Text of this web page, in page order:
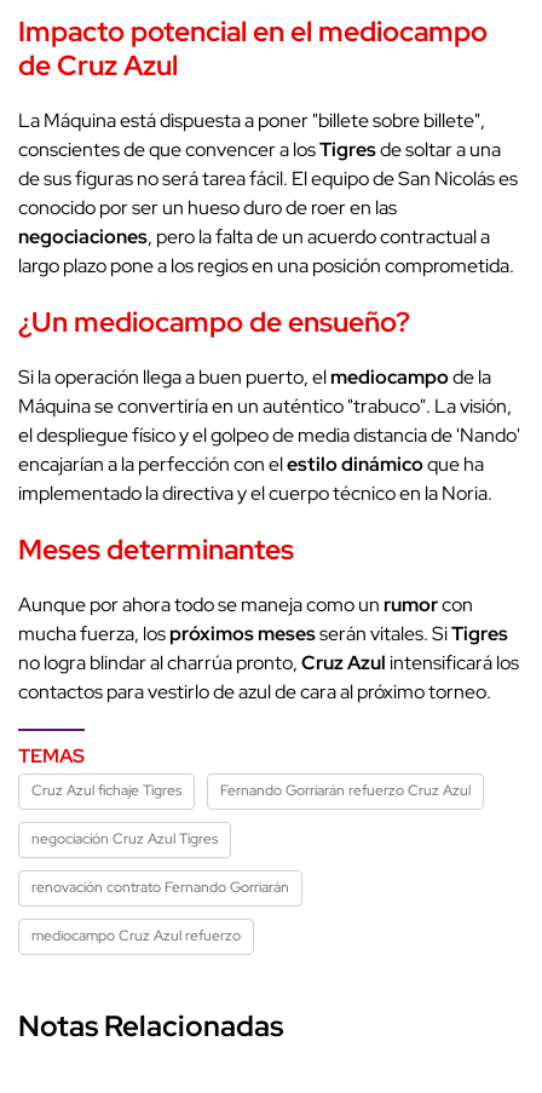
Impacto potencial en el mediocampo
de Cruz Azul
La Máquina está dispuesta a poner "billete sobre billete",
conscientes de que convencer a losTigresde soltar a una
de sus figuras no será tarea fácil. El equipo de San Nicolás es
conocido por ser un hueso duro de roer en las
negociaciones, pero la falta de un acuerdo contractual a
largo plazo pone a los regios en una posición comprometida.
¿Unmediocampode ensueño?
Si la operación llega a buen puerto, elmediocampode la
Máquina se convertiría en un auténtico "trabuco". La visión,
el despliegue físico y el golpeo de media distancia de 'Nando'
encajarían a la perfección con elestilo dinámicoque ha
implementado la directiva y el cuerpo técnico en la Noria.
Meses determinantes
Aunque por ahora todo se maneja como unrumorcon
mucha fuerza, lospróximos mesesserán vitales. SiTigres
no logra blindar al charrúa pronto,Cruz Azulintensificará los
contactos para vestirlo de azul de cara al próximo torneo.
TEMAS
Cruz Azul fichaje Tigres Fernando Gorriarán refuerzo Cruz Azul
negociación Cruz Azul Tigres
renovación contrato Fernando Gorriarán
mediocampo Cruz Azul refuerzo
Notas Relacionadas